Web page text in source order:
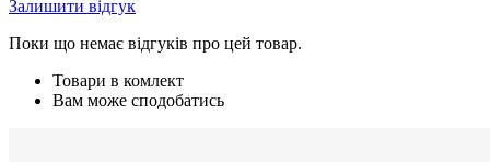
Залишити відгук
Поки що немає відгуків про цей товар.
Товари в комлект
Вам може сподобатись